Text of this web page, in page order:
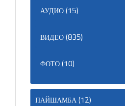
АУДИО(15)
ВИДЕО(835)
ФОТО(10)
ПАЙШАМБА(12)